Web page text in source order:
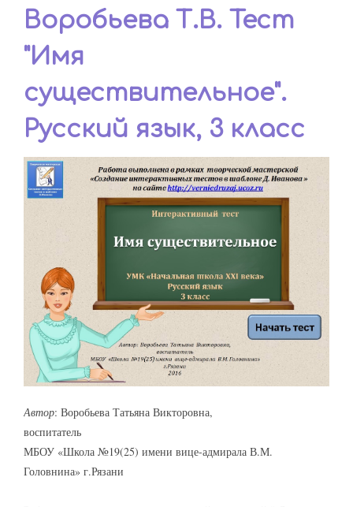
Воробьева Т.В. Тест
"Имя
существительное".
Русский язык, 3 класс
Автор: Воробьева Татьяна Викторовна,
воспитатель
МБОУ «Школа №19(25) имени вице-адмирала В.М.
Головнина» г.Рязани